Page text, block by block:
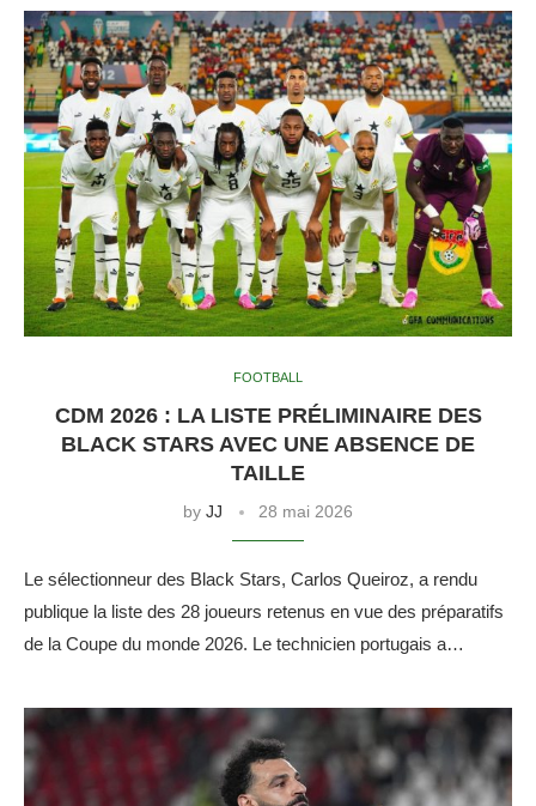
FOOTBALL
CDM 2026 : LA LISTE PRÉLIMINAIRE DES
BLACK STARS AVEC UNE ABSENCE DE
TAILLE
by JJ 28 mai 2026
Le sélectionneur des Black Stars, Carlos Queiroz, a rendu
publique la liste des 28 joueurs retenus en vue des préparatifs
de la Coupe du monde 2026. Le technicien portugais a…